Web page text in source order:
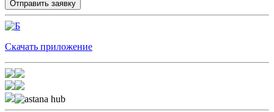
Скачать приложение